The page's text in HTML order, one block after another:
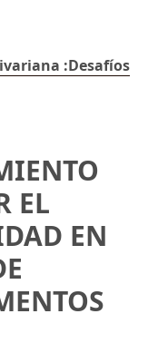
:Desafíos
EL
EN